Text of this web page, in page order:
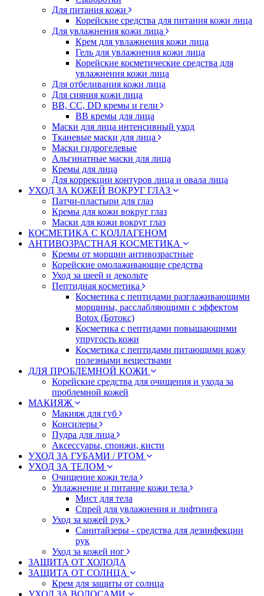
Для питания кожи
Корейские средства для питания кожи лица
Для увлажнения кожи лица
Крем для увлажнения кожи лица
Гель для увлажнения кожи лица
Корейские косметические средства для
увлажнения кожи лица
Для отбеливания кожи лица
Для сияния кожи лица
BB, CC, DD кремы и гели
BB кремы для лица
Маски для лица интенсивный уход
Тканевые маски для лица
Маски гидрогелевые
Альгинатные маски для лица
Кремы для лица
Для коррекции контуров лица и овала лица
УХОД ЗА КОЖЕЙ ВОКРУГ ГЛАЗ
Патчи-пластыри для глаз
Кремы для кожи вокруг глаз
Маски для кожи вокруг глаз
КОСМЕТИКА С КОЛЛАГЕНОМ
АНТИВОЗРАСТНАЯ КОСМЕТИКА
Кремы от морщин антивозрастные
Корейские омолаживающие средства
Уход за шеей и декольте
Пептидная косметика
Косметика с пептидами разглаживающими
морщины, расслабляющими с эффектом
Botox (Ботокс)
Косметика с пептидами повышающими
упругость кожи
Косметика с пептидами питающими кожу
полезными веществами
ДЛЯ ПРОБЛЕМНОЙ КОЖИ
Корейские средства для очищения и ухода за
проблемной кожей
МАКИЯЖ
Макияж для губ
Консилеры
Пудра для лица
Аксессуары, спонжи, кисти
УХОД ЗА ГУБАМИ / РТОМ
УХОД ЗА ТЕЛОМ
Очищение кожи тела
Увлажнение и питание кожи тела
Мист для тела
Спрей для увлажнения и лифтинга
Уход за кожей рук
Санитайзеры - средства для дезинфекции
рук
Уход за кожей ног
ЗАЩИТА ОТ ХОЛОДА
ЗАЩИТА ОТ СОЛНЦА
Крем для защиты от солнца
УХОД ЗА ВОЛОСАМИ